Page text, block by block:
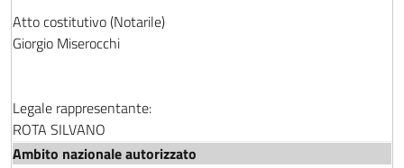
Atto costitutivo (Notarile)
Giorgio Miserocchi
Legale rappresentante:
ROTA SILVANO